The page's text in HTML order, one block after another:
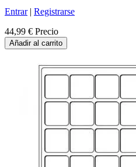
Entrar| Registrarse
44,99 € Precio
Añadir al carrito